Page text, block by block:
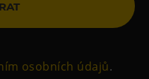
osobních údajů.